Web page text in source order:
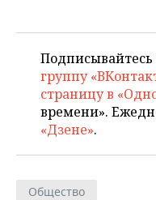
Подписывайтесь
группу
страницу в
времени».
«Дзене».
Общество